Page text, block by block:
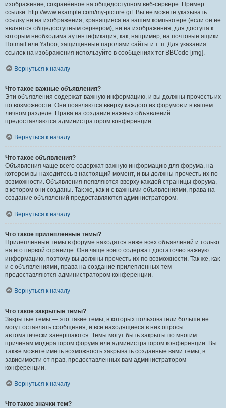
изображение, сохранённое на общедоступном веб-сервере. Пример
ссылки: http://www.example.com/my-picture.gif. Вы не можете указывать
ссылку ни на изображения, хранящиеся на вашем компьютере (если он не
является общедоступным сервером), ни на изображения, для доступа к
которым необходима аутентификация, как, например, на почтовые ящики
Hotmail или Yahoo, защищённые паролями сайты и т. п. Для указания
ссылок на изображения используйте в сообщениях тег BBCode [img].
Вернуться к началу
Что такое важные объявления?
Эти объявления содержат важную информацию, и вы должны прочесть их
по возможности. Они появляются вверху каждого из форумов и в вашем
личном разделе. Права на создание важных объявлений
предоставляются администратором конференции.
Вернуться к началу
Что такое объявления?
Объявления чаще всего содержат важную информацию для форума, на
котором вы находитесь в настоящий момент, и вы должны прочесть их по
возможности. Объявления появляются вверху каждой страницы форума,
в котором они созданы. Так же, как и с важными объявлениями, права на
создание объявлений предоставляются администратором.
Вернуться к началу
Что такое прилепленные темы?
Прилепленные темы в форуме находятся ниже всех объявлений и только
на его первой странице. Они чаще всего содержат достаточно важную
информацию, поэтому вы должны прочесть их по возможности. Так же, как
и с объявлениями, права на создание прилепленных тем
предоставляются администратором конференции.
Вернуться к началу
Что такое закрытые темы?
Закрытые темы — это такие темы, в которых пользователи больше не
могут оставлять сообщения, и все находящиеся в них опросы
автоматически завершаются. Темы могут быть закрыты по многим
причинам модератором форума или администратором конференции. Вы
также можете иметь возможность закрывать созданные вами темы, в
зависимости от прав, предоставленных вам администратором
конференции.
Вернуться к началу
Что такое значки тем?